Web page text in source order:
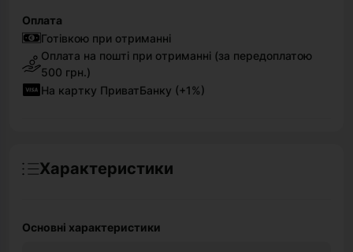
Оплата
Готівкою при отриманні
Оплата на пошті при отриманні (за передоплатою
500 грн.)
На картку ПриватБанку (+1%)
Характеристики
Основні характеристики